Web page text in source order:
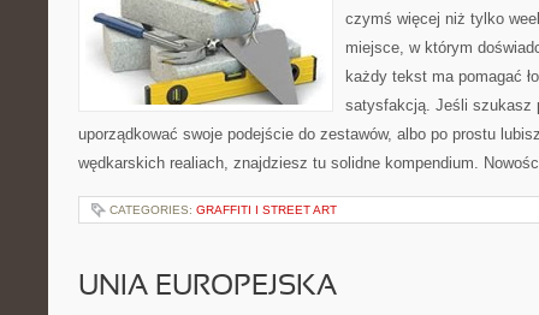
czymś więcej niż tylko
miejsce, w którym
każdy tekst ma pomagać
satysfakcją. Jeśli szukasz
uporządkować swoje podejście do zestawów, albo po prostu
wędkarskich realiach, znajdziesz tu solidne kompendium.
CATEGORIES: GRAFFITI I STREET ART
UNIA EUROPEJSKA